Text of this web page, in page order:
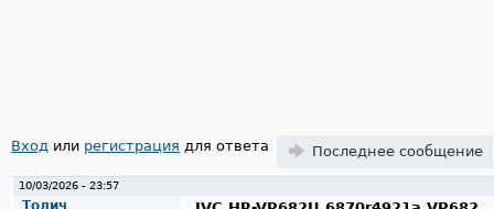
Вход или регистрация для ответа Последнее сообщение
10/03/2026 - 23:57
Толич